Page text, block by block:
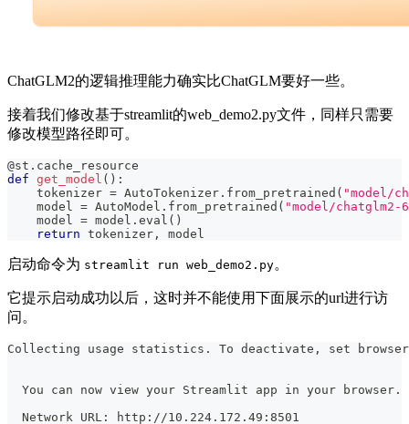
ChatGLM2的逻辑推理能力确实比ChatGLM要好一些。
接着我们修改基于streamlit的web_demo2.py文件，同样只需要
修改模型路径即可。
@st . cache_resource
def get_model ( ) :
    tokenizer
= AutoTokenizer . from_pretrained ( "model/
    model
= AutoModel . from_pretrained ( "model/chatglm2-
    model
= model . eval ( )
return tokenizer , model
启动命令为 streamlit run web_demo2.py。
它提示启动成功以后，这时并不能使用下面展示的url进行访
问。
Collecting usage statistics. To deactivate, set
  You can now view your Streamlit app in your browser.
  Network URL: http://10.224.172.49:8501